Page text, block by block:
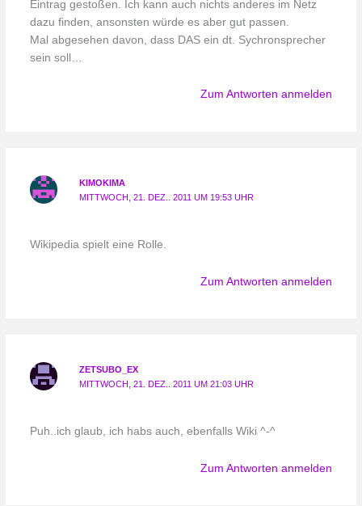
Eintrag gestoßen. Ich kann auch nichts anderes im Netz
dazu finden, ansonsten würde es aber gut passen.
Mal abgesehen davon, dass DAS ein dt. Sychronsprecher
sein soll…
Zum Antworten anmelden
KIMOKIMA
MITTWOCH, 21. DEZ.. 2011 UM 19:53 UHR
Wikipedia spielt eine Rolle.
Zum Antworten anmelden
ZETSUBO_EX
MITTWOCH, 21. DEZ.. 2011 UM 21:03 UHR
Puh..ich glaub, ich habs auch, ebenfalls Wiki ^-^
Zum Antworten anmelden